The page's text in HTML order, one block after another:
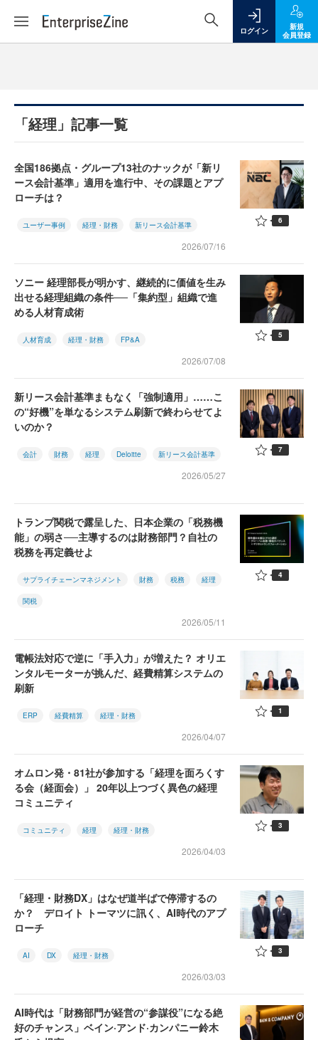
ログイン
新規
会員登録
「経理」記事一覧
全国186拠点・グループ13社のナックが「新リ
ース会計基準」適用を進行中、その課題とアプ
ローチは？
ユーザー事例 経理・財務 新リース会計基準
2026/07/16
6
ソニー 経理部長が明かす、継続的に価値を生み
出せる経理組織の条件──「集約型」組織で進
める人材育成術
人材育成 経理・財務 FP&A
2026/07/08
5
新リース会計基準まもなく「強制適用」……こ
の“好機”を単なるシステム刷新で終わらせてよ
いのか？
会計 財務 経理 Deloitte 新リース会計基準
2026/05/27
7
トランプ関税で露呈した、日本企業の「税務機
能」の弱さ──主導するのは財務部門？自社の
税務を再定義せよ
サプライチェーンマネジメント 財務 税務 経理
関税
2026/05/11
4
電帳法対応で逆に「手入力」が増えた？ オリエ
ンタルモーターが挑んだ、経費精算システムの
刷新
ERP 経費精算 経理・財務
2026/04/07
1
オムロン発・81社が参加する「経理を面ろくす
る会（経面会）」 20年以上つづく異色の経理
コミュニティ
コミュニティ 経理 経理・財務
2026/04/03
3
「経理・財務DX」はなぜ道半ばで停滞するの
か？ デロイト トーマツに訊く、AI時代のアプ
ローチ
AI DX 経理・財務
2026/03/03
3
AI時代は「財務部門が経営の“参謀役”になる絶
好のチャンス」ベイン·アンド·カンパニー鈴木